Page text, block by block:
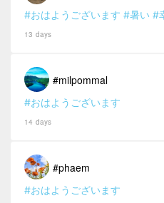
#おはようございます #暑い #
13 days
#milpommal
#おはようございます
14 days
#phaem
#おはようございます